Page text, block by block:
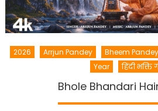
2026 Arrjun Pandey Bheem Pandey
Year
हिंदी भक्ति
Bhole Bhandari